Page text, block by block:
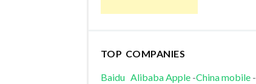
TOP COMPANIES
Baidu AlibabaApple-China mobile-